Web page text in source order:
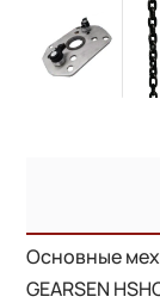
Основные
GEARSEN